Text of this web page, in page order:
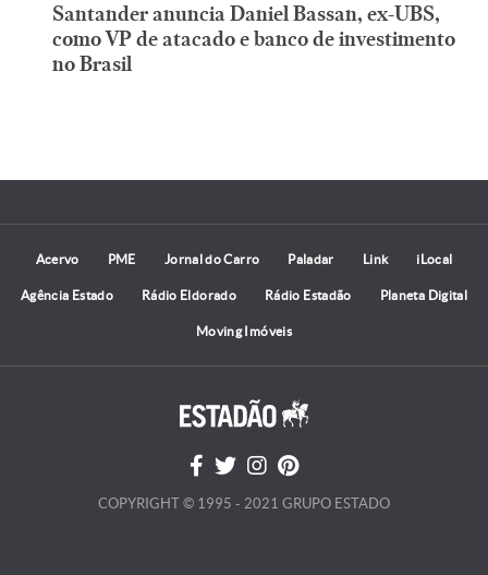
Santander anuncia Daniel Bassan, ex-UBS,
como VP de atacado e banco de investimento
no Brasil
Acervo PME Jornal do Carro Paladar Link iLocal
Agência Estado Rádio Eldorado Rádio Estadão Planeta Digital
Moving Imóveis
COPYRIGHT © 1995 - 2021 GRUPO ESTADO